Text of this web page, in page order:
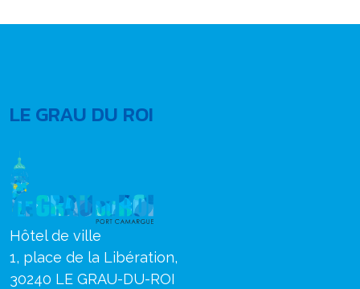
LE GRAU DU ROI
Hôtel de ville
1, place de la Libération,
30240 LE GRAU-DU-ROI